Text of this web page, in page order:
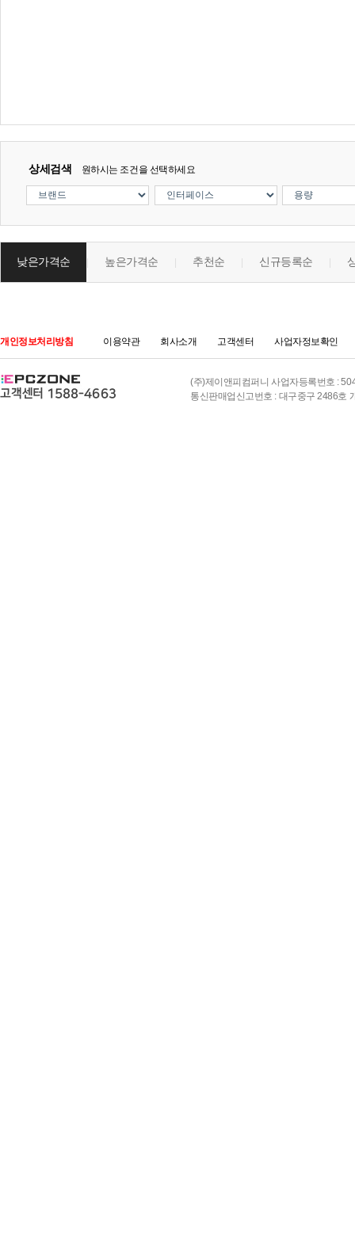
상세검색 원하시는 조건을 선택하세요
낮은가격순 높은가격순 추천순 신규등록순
개인정보처리방침 이용약관 회사소개 고객센터 사업자정보확인
(주)제이앤피컴퍼니 사업자등록번호 :
통신판매업신고번호 : 대구중구 2486호